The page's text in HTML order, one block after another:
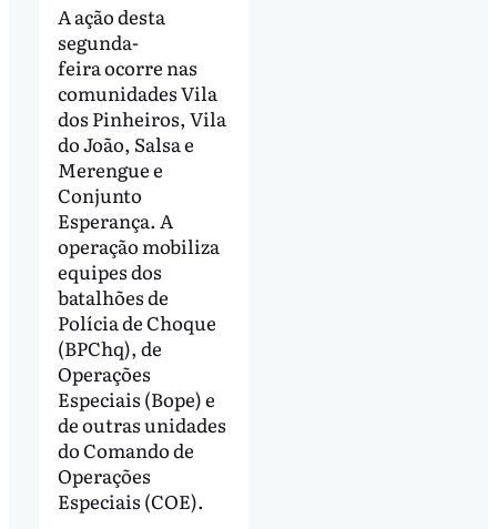
A ação desta
segunda-
feira ocorre nas
comunidades Vila
dos Pinheiros, Vila
do João, Salsa e
Merengue e
Conjunto
Esperança. A
operação mobiliza
equipes dos
batalhões de
Polícia de Choque
(BPChq), de
Operações
Especiais (Bope) e
de outras unidades
do Comando de
Operações
Especiais (COE).